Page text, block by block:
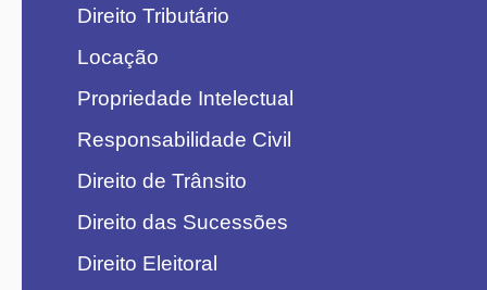
Direito Tributário
Locação
Propriedade Intelectual
Responsabilidade Civil
Direito de Trânsito
Direito das Sucessões
Direito Eleitoral